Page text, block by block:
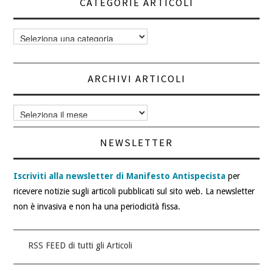
Categorie
articoli
ARCHIVI ARTICOLI
Archivi
articoli
NEWSLETTER
Iscriviti alla newsletter di Manifesto Antispecista per
ricevere notizie sugli articoli pubblicati sul sito web. La newsletter
non è invasiva e non ha una periodicità fissa.
RSS FEED di tutti gli Articoli